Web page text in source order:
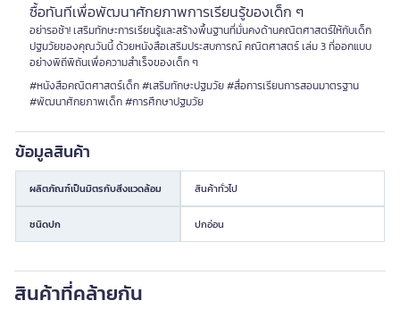
ซื้อทันทีเพื่อพัฒนาศักยภาพการเรียนรู้ของเด็ก ๆ
อย่ารอช้า! เสริมทักษะการเรียนรู้และสร้างพื้นฐานที่มั่นคงด้านคณิตศาสตร์ให้กับเด็ก
ปฐมวัยของคุณวันนี้ ด้วยหนังสือเสริมประสบการณ์ คณิตศาสตร์ เล่ม 3 ที่ออกแบบ
อย่างพิถีพิถันเพื่อความสำเร็จของเด็ก ๆ
#หนังสือคณิตศาสตร์เด็ก #เสริมทักษะปฐมวัย #สื่อการเรียนการสอนมาตรฐาน
#พัฒนาศักยภาพเด็ก #การศึกษาปฐมวัย
ข้อมูลสินค้า
ผลิตภัณฑ์เป็นมิตรกับสิ่งแวดล้อม สินค้าทั่วไป
ชนิดปก ปกอ่อน
สินค้าที่คล้ายกัน